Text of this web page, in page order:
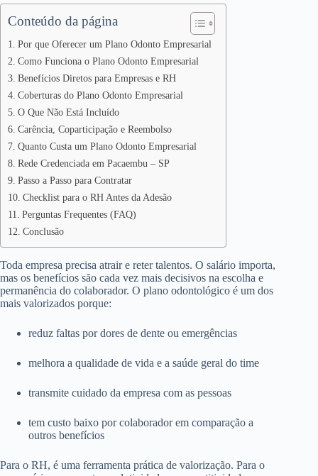
Conteúdo da página
Por que Oferecer um Plano Odonto Empresarial
Como Funciona o Plano Odonto Empresarial
Benefícios Diretos para Empresas e RH
Coberturas do Plano Odonto Empresarial
O Que Não Está Incluído
Carência, Coparticipação e Reembolso
Quanto Custa um Plano Odonto Empresarial
Rede Credenciada em Pacaembu – SP
Passo a Passo para Contratar
Checklist para o RH Antes da Adesão
Perguntas Frequentes (FAQ)
Conclusão
Toda empresa precisa atrair e reter talentos. O salário importa,
mas os benefícios são cada vez mais decisivos na escolha e
permanência do colaborador. O plano odontológico é um dos
mais valorizados porque:
reduz faltas por dores de dente ou emergências
melhora a qualidade de vida e a saúde geral do time
transmite cuidado da empresa com as pessoas
tem custo baixo por colaborador em comparação a
outros benefícios
Para o RH, é uma ferramenta prática de valorização. Para o